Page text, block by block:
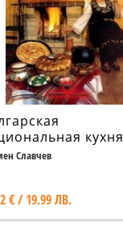
кухня
Славчев
€ / 19.99 ЛВ.